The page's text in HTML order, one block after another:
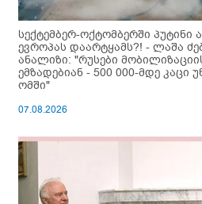
სექტემბერ-ოქტომბერში
ევროპას დაარტყამს?! - ლაშა
ანალიზი: "რუსები
ემზადებიან - 500 000-მდე კაცი
ომში"
07.08.2026